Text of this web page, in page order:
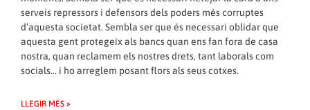
serveis repressors i defensors dels poders més corruptes
d’aquesta societat. Sembla ser que és necessari oblidar que
aquesta gent protegeix als bancs quan ens fan fora de casa
nostra, quan reclamem els nostres drets, tant laborals com
socials… i ho arreglem posant flors als seus cotxes.
LLEGIR MÉS »